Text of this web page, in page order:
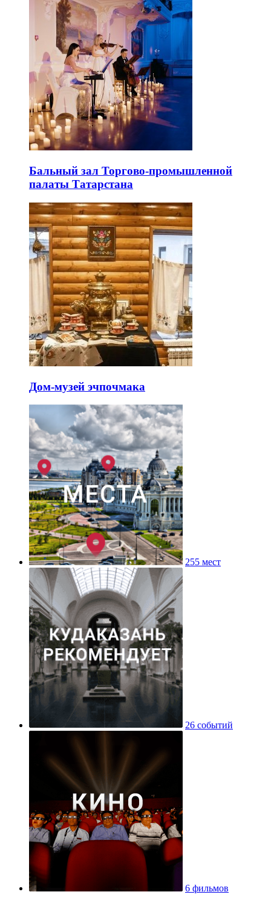
Бальный зал Торгово-промышленной
палаты Татарстана
Дом-музей эчпочмака
255 мест
26 событий
6 фильмов